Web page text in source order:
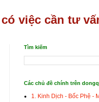
cần tư vấn
Tìm kiếm
Các chủ đề chính trên
1. Kinh Dịch - Bốc Phệ -